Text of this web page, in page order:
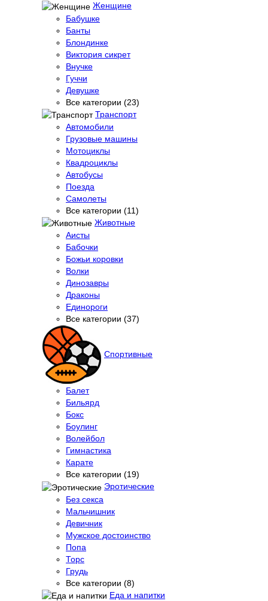
Женщине
Бабушке
Банты
Блондинке
Виктория сикрет
Внучке
Гуччи
Девушке
Все категории (23)
Транспорт
Автомобили
Грузовые машины
Мотоциклы
Квадроциклы
Автобусы
Поезда
Самолеты
Все категории (11)
Животные
Аисты
Бабочки
Божьи коровки
Волки
Динозавры
Драконы
Единороги
Все категории (37)
Спортивные
Балет
Бильярд
Бокс
Боулинг
Волейбол
Гимнастика
Карате
Все категории (19)
Эротические
Без секса
Мальчишник
Девичник
Мужское достоинство
Попа
Торс
Грудь
Все категории (8)
Еда и напитки